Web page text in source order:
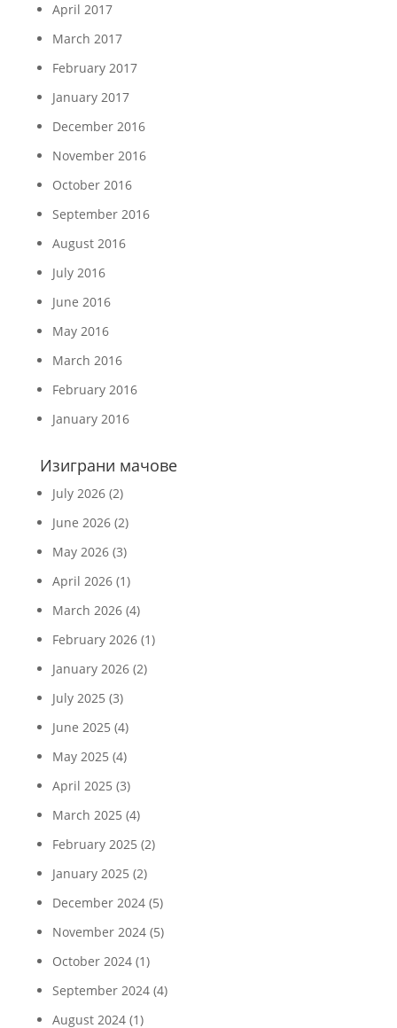
April 2017
March 2017
February 2017
January 2017
December 2016
November 2016
October 2016
September 2016
August 2016
July 2016
June 2016
May 2016
March 2016
February 2016
January 2016
Изиграни мачове
July 2026(2)
June 2026(2)
May 2026(3)
April 2026(1)
March 2026(4)
February 2026(1)
January 2026(2)
July 2025 (3)
June 2025 (4)
May 2025 (4)
April 2025 (3)
March 2025 (4)
February 2025 (2)
January 2025 (2)
December 2024(5)
November 2024(5)
October 2024(1)
September 2024(4)
August 2024(1)